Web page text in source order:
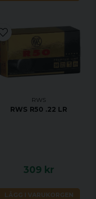
RWS
RWS R50 .22 LR
309 kr
LÄGG I VARUKORGEN